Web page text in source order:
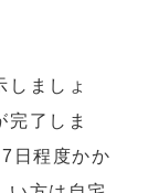
しましょ
完了しま
日程度かか